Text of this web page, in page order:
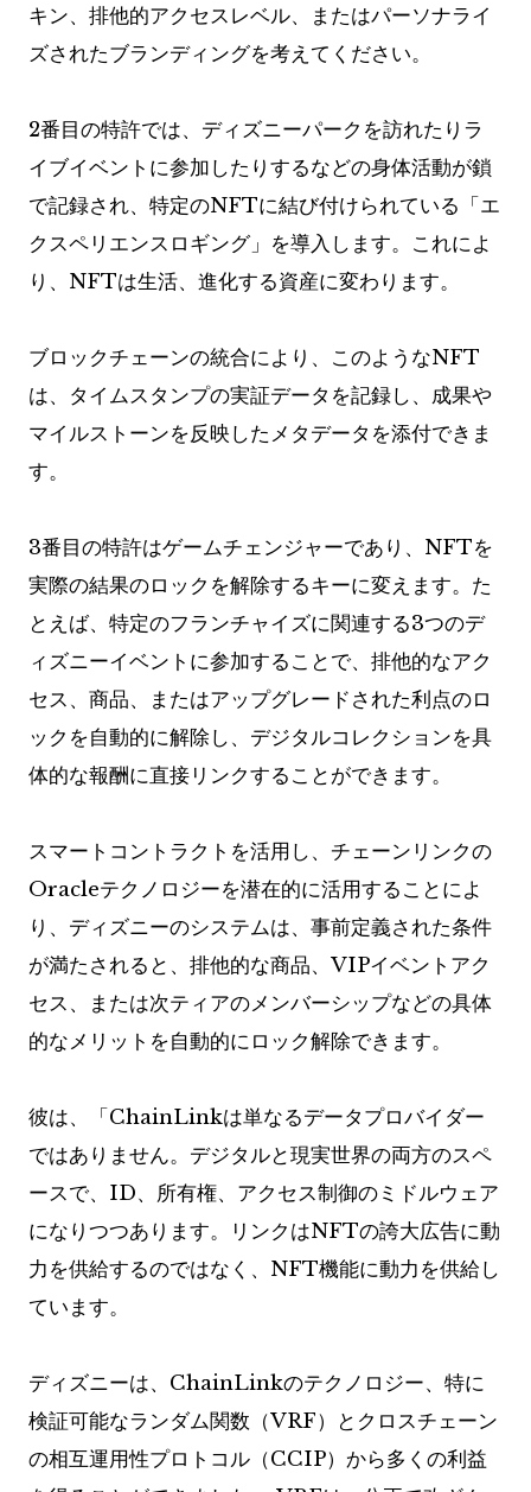
キン、排他的アクセスレベル、またはパーソナライ
ズされたブランディングを考えてください。
2番目の特許では、ディズニーパークを訪れたりラ
イブイベントに参加したりするなどの身体活動が鎖
で記録され、特定のNFTに結び付けられている「エ
クスペリエンスロギング」を導入します。これによ
り、NFTは生活、進化する資産に変わります。
ブロックチェーンの統合により、このようなNFT
は、タイムスタンプの実証データを記録し、成果や
マイルストーンを反映したメタデータを添付できま
す。
3番目の特許はゲームチェンジャーであり、NFTを
実際の結果のロックを解除するキーに変えます。た
とえば、特定のフランチャイズに関連する3つのデ
ィズニーイベントに参加することで、排他的なアク
セス、商品、またはアップグレードされた利点のロ
ックを自動的に解除し、デジタルコレクションを具
体的な報酬に直接リンクすることができます。
スマートコントラクトを活用し、チェーンリンクの
Oracleテクノロジーを潜在的に活用することによ
り、ディズニーのシステムは、事前定義された条件
が満たされると、排他的な商品、VIPイベントアク
セス、または次ティアのメンバーシップなどの具体
的なメリットを自動的にロック解除できます。
彼は、「ChainLinkは単なるデータプロバイダー
ではありません。デジタルと現実世界の両方のスペ
ースで、ID、所有権、アクセス制御のミドルウェア
になりつつあります。リンクはNFTの誇大広告に動
力を供給するのではなく、NFT機能に動力を供給し
ています。
ディズニーは、ChainLinkのテクノロジー、特に
検証可能なランダム関数（VRF）とクロスチェーン
の相互運用性プロトコル（CCIP）から多くの利益